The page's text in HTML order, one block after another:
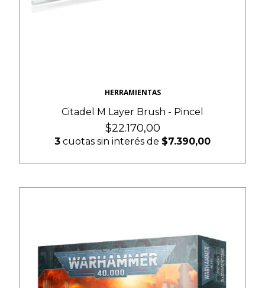
HERRAMIENTAS
Citadel M Layer Brush - Pincel
$22.170,00
3 cuotas sin interés de $7.390,00